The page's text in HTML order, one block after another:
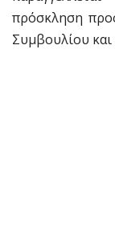
πρόσκληση
Συμβουλίου